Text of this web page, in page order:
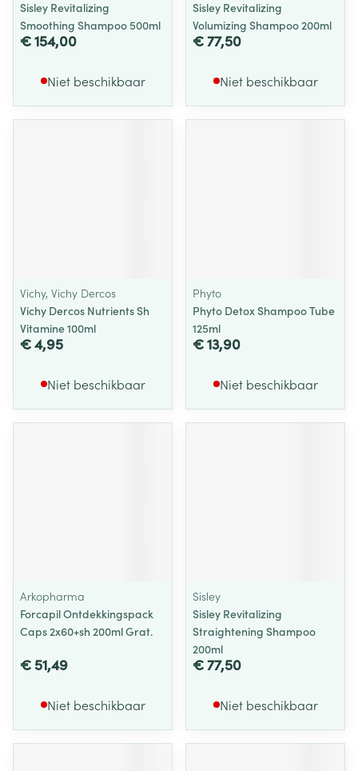
Sisley Revitalizing
Smoothing Shampoo 500ml
€ 154,00
Niet beschikbaar
Sisley Revitalizing
Volumizing Shampoo 200ml
€ 77,50
Niet beschikbaar
Vichy, Vichy Dercos
Vichy Dercos Nutrients Sh
Vitamine 100ml
€ 4,95
Niet beschikbaar
Phyto
Phyto Detox Shampoo Tube
125ml
€ 13,90
Niet beschikbaar
Arkopharma
Forcapil Ontdekkingspack
Caps 2x60+sh 200ml Grat.
€ 51,49
Niet beschikbaar
Sisley
Sisley Revitalizing
Straightening Shampoo
200ml
€ 77,50
Niet beschikbaar